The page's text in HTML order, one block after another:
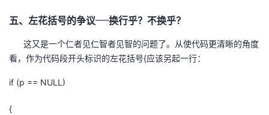
五、左花括号的争议──换行乎？不换乎？
这又是一个仁者见仁智者见智的问题了。从使代码更清晰的角度
看，作为代码段开头标识的左花括号{应该另起一行：
if (p == NULL)
{